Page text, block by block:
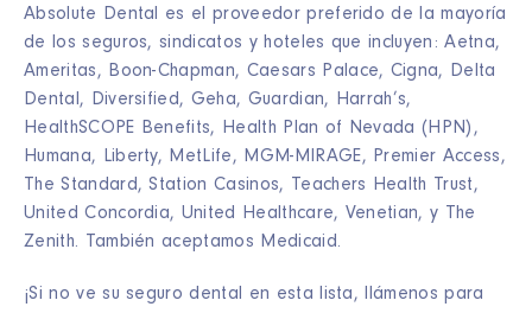
Absolute Dental es el proveedor preferido de la mayoría
de los seguros, sindicatos y hoteles que incluyen: Aetna,
Ameritas, Boon-Chapman, Caesars Palace, Cigna, Delta
Dental, Diversified, Geha, Guardian, Harrah’s,
HealthSCOPE Benefits, Health Plan of Nevada (HPN),
Humana, Liberty, MetLife, MGM-MIRAGE, Premier Access,
The Standard, Station Casinos, Teachers Health Trust,
United Concordia, United Healthcare, Venetian, y The
Zenith. También aceptamos Medicaid.
¡Si no ve su seguro dental en esta lista, llámenos para